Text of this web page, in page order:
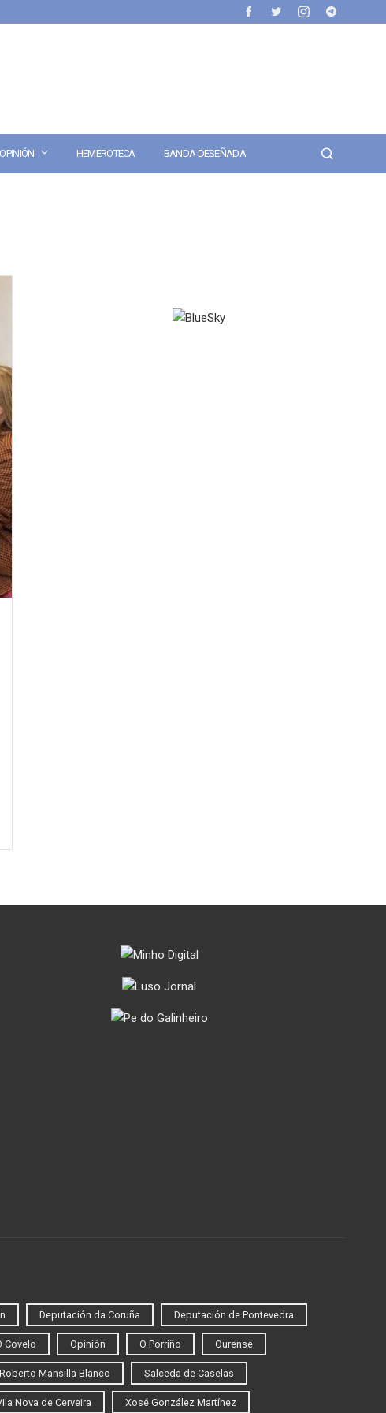
OPINIÓN HEMEROTECA BANDA DESEÑADA
Deputación da Coruña Deputación de Pontevedra
Covelo Opinión O Porriño Ourense
Roberto Mansilla Blanco Salceda de Caselas
Nova de Cerveira Xosé González Martínez